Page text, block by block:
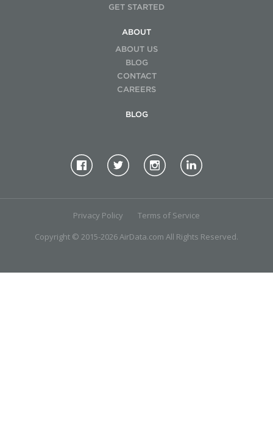
GET STARTED
ABOUT
ABOUT US
BLOG
CONTACT
CAREERS
BLOG
Copyright © 2015-2026 AirData.com All Rights Reserved.
Privacy Policy Terms of Service